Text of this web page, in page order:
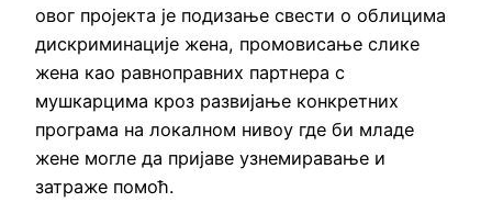
овог пројекта је подизање свести о облицима
дискриминације жена, промовисање слике
жена као равноправних партнера с
мушкарцима кроз развијање конкретних
програма на локалном нивоу где би младе
жене могле да пријаве узнемиравање и
затраже помоћ.